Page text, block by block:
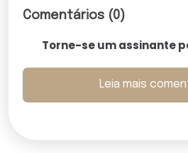
Comentários (0)
Torne-se um assinante
Leia mais